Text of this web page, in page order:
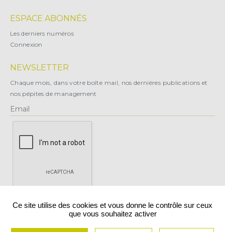
ESPACE ABONNÉS
Les derniers numéros
Connexion
NEWSLETTER
Chaque mois, dans votre boîte mail, nos dernières publications et
nos pépites de management
Ce site utilise des cookies et vous donne le contrôle sur ceux
que vous souhaitez activer